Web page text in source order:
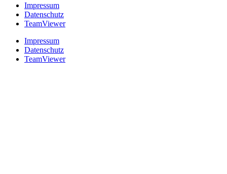
Impressum
Datenschutz
TeamViewer
Impressum
Datenschutz
TeamViewer